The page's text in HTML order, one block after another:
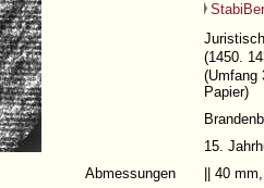
(1450.
(Umfang
Papier)
15.
Abmessungen
|| 40